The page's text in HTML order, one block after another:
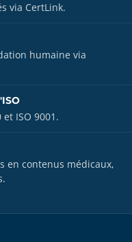
via CertLink.
humaine via
et ISO 9001.
en contenus médicaux,